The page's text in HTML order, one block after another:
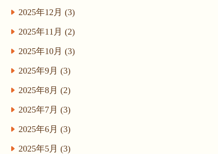
2025年12月 (3)
2025年11月 (2)
2025年10月 (3)
2025年9月 (3)
2025年8月 (2)
2025年7月 (3)
2025年6月 (3)
2025年5月 (3)